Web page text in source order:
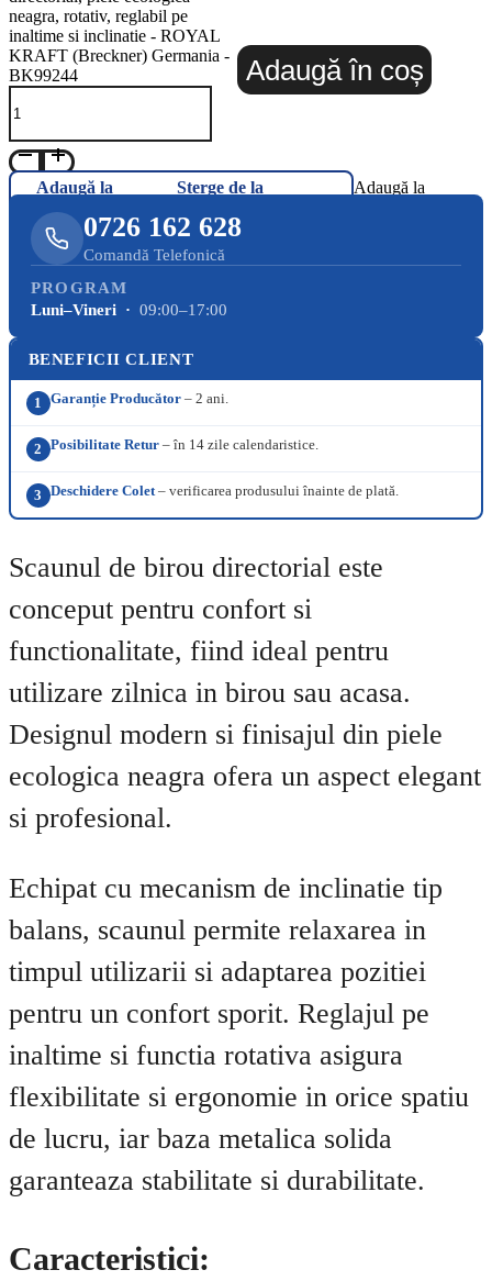
neagra, rotativ, reglabil pe
inaltime si inclinatie - ROYAL
KRAFT (Breckner) Germania -
BK99244
Adaugă în coș
Adaugă la
Șterge de la
Adaugă la
0726 162 628
Comandă Telefonică
PROGRAM
Luni–Vineri · 09:00–17:00
BENEFICII CLIENT
1 Garanție Producător– 2 ani.
2 Posibilitate Retur– în 14 zile calendaristice.
3 Deschidere Colet– verificarea produsului înainte de plată.
Scaunul de birou directorial este
conceput pentru confort si
functionalitate, fiind ideal pentru
utilizare zilnica in birou sau acasa.
Designul modern si finisajul din piele
ecologica neagra ofera un aspect elegant
si profesional.
Echipat cu mecanism de inclinatie tip
balans, scaunul permite relaxarea in
timpul utilizarii si adaptarea pozitiei
pentru un confort sporit. Reglajul pe
inaltime si functia rotativa asigura
flexibilitate si ergonomie in orice spatiu
de lucru, iar baza metalica solida
garanteaza stabilitate si durabilitate.
Caracteristici: